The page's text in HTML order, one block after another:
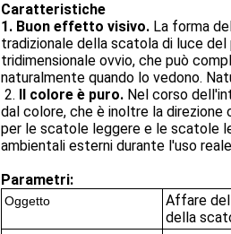
Caratteristiche
1. Buon effetto visivo. La forma
tradizionale della scatola di luce
tridimensionale ovvio, che può
naturalmente quando lo vedono.
2. Il colore è puro. Nel corso
dal colore, che è inoltre la
per le scatole leggere e le scatole
ambientali esterni durante l'uso
Parametri:
Oggetto
Affare
della